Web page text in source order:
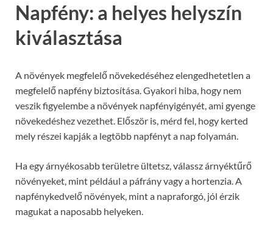
Napfény: a helyes helyszín
kiválasztása
A növények megfelelő növekedéséhez elengedhetetlen a
megfelelő napfény biztosítása. Gyakori hiba, hogy nem
veszik figyelembe a növények napfényigényét, ami gyenge
növekedéshez vezethet. Először is, mérd fel, hogy kerted
mely részei kapják a legtöbb napfényt a nap folyamán.
Ha egy árnyékosabb területre ültetsz, válassz árnyéktűrő
növényeket, mint például a páfrány vagy a hortenzia. A
napfénykedvelő növények, mint a napraforgó, jól érzik
magukat a naposabb helyeken.